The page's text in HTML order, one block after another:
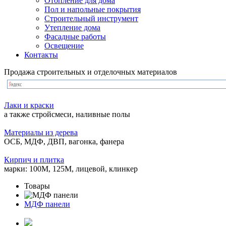
Пол и напольные покрытия
Строительный инструмент
Утепление дома
Фасадные работы
Освещение
Контакты
Продажа строительных и отделочных материалов
Лаки и краски
а также стройсмеси, наливные полы
Материалы из дерева
ОСБ, МДФ, ДВП, вагонка, фанера
Кирпич и плитка
марки: 100М, 125М, лицевой, клинкер
Товары
МДФ панели